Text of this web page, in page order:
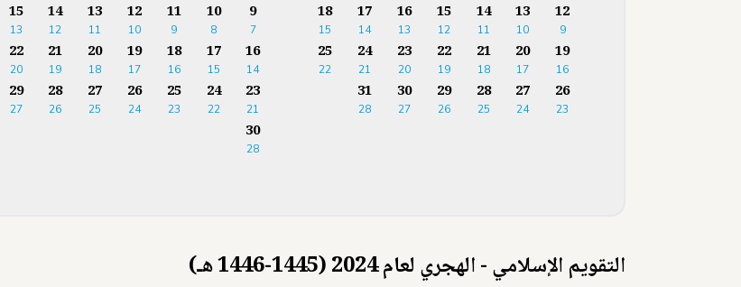
12
9
13
10
14
11
15
12
16
13
17
14
18
15
19
16
20
17
21
18
22
19
23
20
24
21
25
22
26
23
27
24
28
25
29
26
30
27
31
28
9
7
10
8
11
9
12
10
13
11
14
12
15
13
16
14
17
15
18
16
19
17
20
18
21
19
22
20
23
21
24
22
25
23
26
24
27
25
28
26
29
27
30
28
التقويم الإسلامي - الهجري لعام 2024 (1445-1446 هـ)